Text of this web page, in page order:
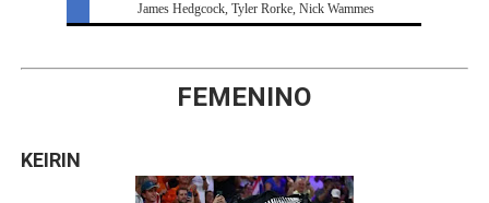
James Hedgcock, Tyler Rorke, Nick Wammes
FEMENINO
KEIRIN